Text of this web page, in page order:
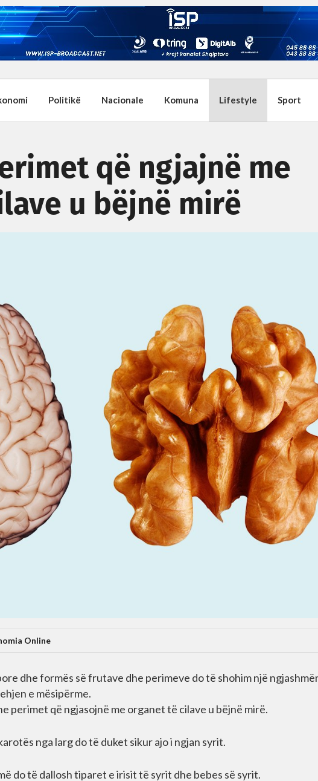
Politikë Nacionale Komuna Lifestyle Sport
që ngjajnë me
u bëjnë mirë
Online
dhe formës së frutave dhe perimeve do të shohim një
e mësipërme.
perimet që ngjasojnë me organet të cilave u bëjnë mirë.
nga larg do të duket sikur ajo i ngjan syrit.
do të dallosh tiparet e irisit të syrit dhe bebes së syrit.